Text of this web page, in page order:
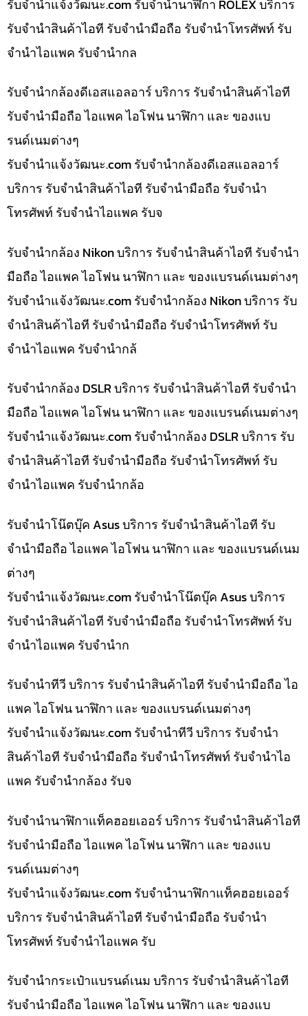
รับจํานําแจ้งวัฒนะ.com รับจำนำนาฬิกา ROLEX บริการ
รับจำนำสินค้าไอที รับจำนำมือถือ รับจำนำโทรศัพท์ รับ
จำนำไอแพค รับจำนำกล
รับจำนำกล้องดีเอสแอลอาร์ บริการ รับจำนำสินค้าไอที
รับจำนำมือถือ ไอแพค ไอโฟน นาฬิกา และ ของแบ
รนด์เนมต่างๆ
รับจํานําแจ้งวัฒนะ.com รับจำนำกล้องดีเอสแอลอาร์
บริการ รับจำนำสินค้าไอที รับจำนำมือถือ รับจำนำ
โทรศัพท์ รับจำนำไอแพค รับจ
รับจำนำกล้อง Nikon บริการ รับจำนำสินค้าไอที รับจำนำ
มือถือ ไอแพค ไอโฟน นาฬิกา และ ของแบรนด์เนมต่างๆ
รับจํานําแจ้งวัฒนะ.com รับจำนำกล้อง Nikon บริการ รับ
จำนำสินค้าไอที รับจำนำมือถือ รับจำนำโทรศัพท์ รับ
จำนำไอแพค รับจำนำกล้
รับจำนำกล้อง DSLR บริการ รับจำนำสินค้าไอที รับจำนำ
มือถือ ไอแพค ไอโฟน นาฬิกา และ ของแบรนด์เนมต่างๆ
รับจํานําแจ้งวัฒนะ.com รับจำนำกล้อง DSLR บริการ รับ
จำนำสินค้าไอที รับจำนำมือถือ รับจำนำโทรศัพท์ รับ
จำนำไอแพค รับจำนำกล้อ
รับจำนำโน๊ตบุ๊ค Asus บริการ รับจำนำสินค้าไอที รับ
จำนำมือถือ ไอแพค ไอโฟน นาฬิกา และ ของแบรนด์เนม
ต่างๆ
รับจํานําแจ้งวัฒนะ.com รับจำนำโน๊ตบุ๊ค Asus บริการ
รับจำนำสินค้าไอที รับจำนำมือถือ รับจำนำโทรศัพท์ รับ
จำนำไอแพค รับจำนำก
รับจำนำทีวี บริการ รับจำนำสินค้าไอที รับจำนำมือถือ ไอ
แพค ไอโฟน นาฬิกา และ ของแบรนด์เนมต่างๆ
รับจํานําแจ้งวัฒนะ.com รับจำนำทีวี บริการ รับจำนำ
สินค้าไอที รับจำนำมือถือ รับจำนำโทรศัพท์ รับจำนำไอ
แพค รับจำนำกล้อง รับจ
รับจำนำนาฬิกาแท็คฮอยเออร์ บริการ รับจำนำสินค้าไอที
รับจำนำมือถือ ไอแพค ไอโฟน นาฬิกา และ ของแบ
รนด์เนมต่างๆ
รับจํานําแจ้งวัฒนะ.com รับจำนำนาฬิกาแท็คฮอยเออร์
บริการ รับจำนำสินค้าไอที รับจำนำมือถือ รับจำนำ
โทรศัพท์ รับจำนำไอแพค รับ
รับจำนำกระเป๋าแบรนด์เนม บริการ รับจำนำสินค้าไอที
รับจำนำมือถือ ไอแพค ไอโฟน นาฬิกา และ ของแบ